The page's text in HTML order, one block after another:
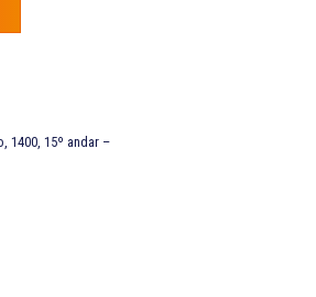
1400, 15º andar –